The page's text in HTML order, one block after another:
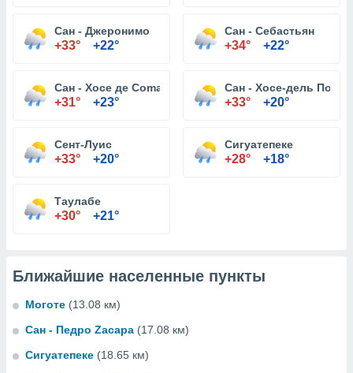
Сан - Джеронимо
+33° +22°
Сан - Себастьян
+34° +22°
Сан - Хосе де Comayagua
+31° +23°
Сан - Хосе-дель
+33° +20°
Сент-Луис
+33° +20°
Сигуатепеке
+28° +18°
Таулабе
+30° +21°
Ближайшие населенные пункты
Моготе (13.08 км)
Сан - Педро Zacapa (17.08 км)
Сигуатепеке (18.65 км)